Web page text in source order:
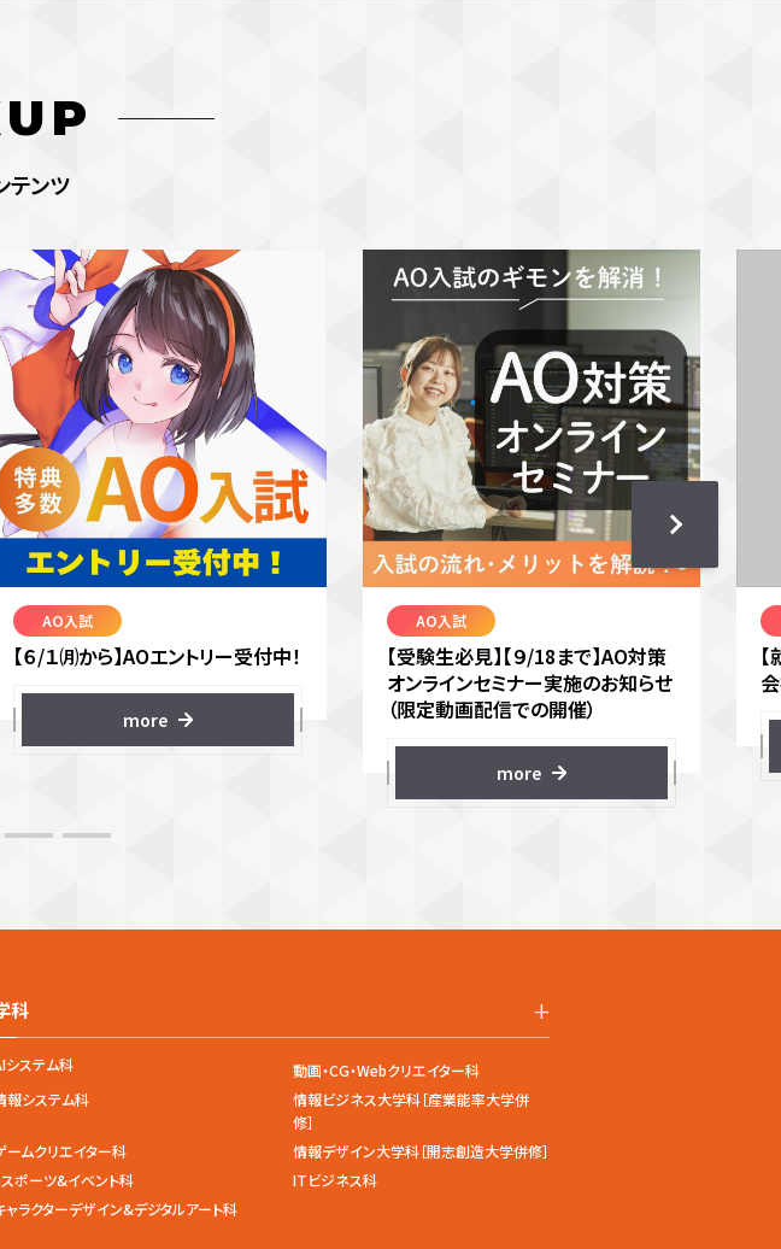
テンツ
AO入試
【６/１㈪から】AOエントリー受付中！
more
AO入試
【受験生必見】【９/18まで】AO対策
オンラインセミナー実施のお知らせ
（限定動画配信での開催）
more
科 +
システム科
動画・CG・Webクリエイター科
報システム科
情報ビジネス大学科［産業能率大学併
修］
ームクリエイター科
情報デザイン大学科［開志創造大学併修］
ポーツ&イベント科
ITビジネス科
ャラクターデザイン&デジタルアート科